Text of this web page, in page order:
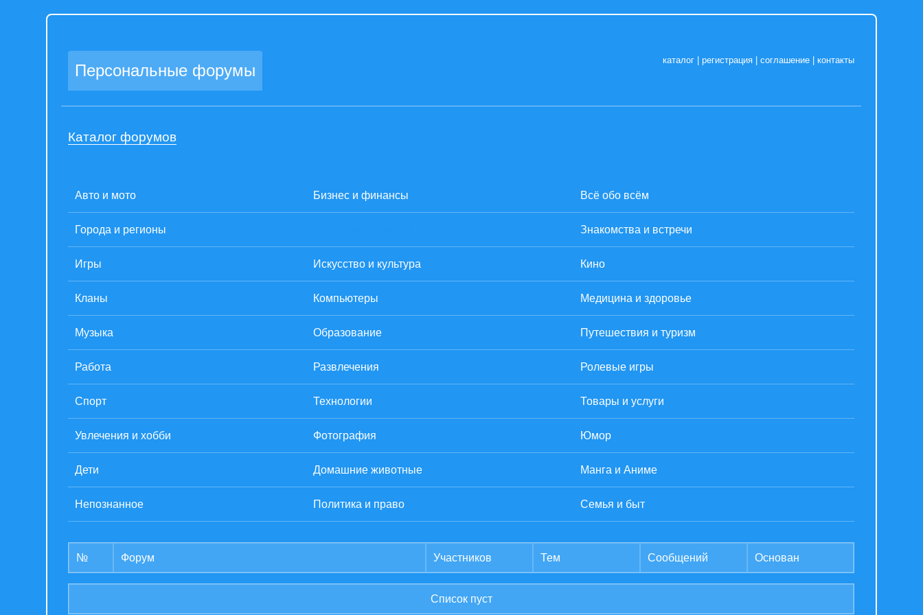
Персональные форумы
каталог |регистрация |соглашение |контакты
Каталог форумов
Авто и мото Бизнес и финансы Всё обо всём
Города и регионы Знакомства и встречи
Игры Искусство и культура Кино
Кланы Компьютеры Медицина и здоровье
Музыка Образование Путешествия и туризм
Работа Развлечения Ролевые игры
Спорт Технологии Товары и услуги
Увлечения и хобби Фотография Юмор
Дети Домашние животные Манга и Аниме
Непознанное Политика и право Семья и быт
№ Форум Участников Тем Сообщений Основан
Список пуст